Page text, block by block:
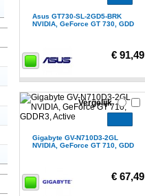
Asus GT730-SL-2GD5-BRK
NVIDIA, GeForce GT 730, GDD
€ 91,49
Gigabyte GV-N710D3-2GL
NVIDIA, GeForce GT 710, GDD
€ 67,49
Vergelijk